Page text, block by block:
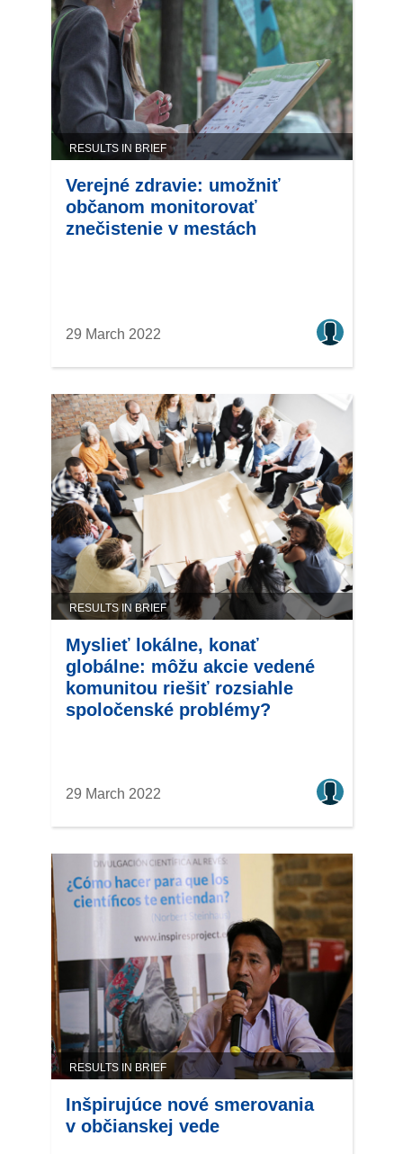
RESULTS IN BRIEF
Verejné zdravie: umožniť
občanom monitorovať
znečistenie v mestách
29 March 2022
RESULTS IN BRIEF
Myslieť lokálne, konať
globálne: môžu akcie vedené
komunitou riešiť rozsiahle
spoločenské problémy?
29 March 2022
RESULTS IN BRIEF
Inšpirujúce nové smerovania
v občianskej vede